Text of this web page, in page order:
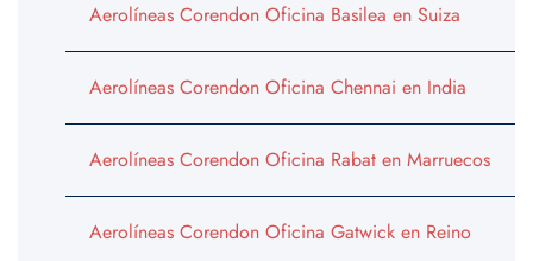
Aerolíneas Corendon Oficina Basilea en Suiza
Aerolíneas Corendon Oficina Chennai en India
Aerolíneas Corendon Oficina Rabat en Marruecos
Aerolíneas Corendon Oficina Gatwick en Reino